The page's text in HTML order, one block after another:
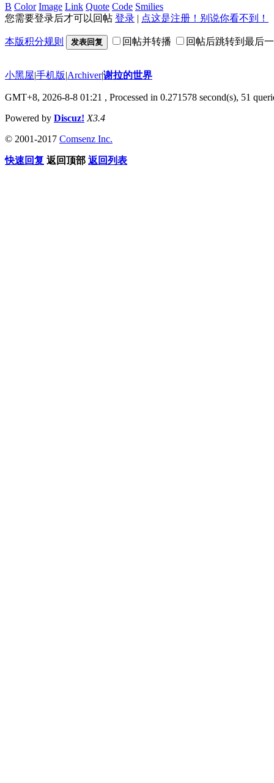
B Color Image Link Quote Code Smilies
您需要登录后才可以回帖 登录 | 点这是注册！别说你看不到！
本版积分规则 发表回复 回帖并转播 回帖后跳转到最后
小黑屋|手机版|Archiver|谢拉的世界
GMT+8, 2026-8-8 01:21 , Processed in 0.271578 second(s), 51
Powered by Discuz! X3.4
© 2001-2017 Comsenz Inc.
快速回复 返回顶部 返回列表